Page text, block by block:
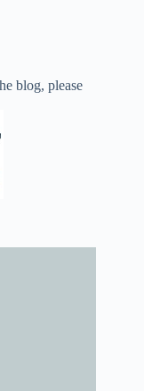
blog, please